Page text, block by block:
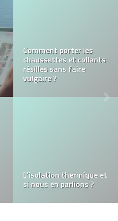
Imagination des
comédiens voix off
talentueux
son site Wix sur Google
?